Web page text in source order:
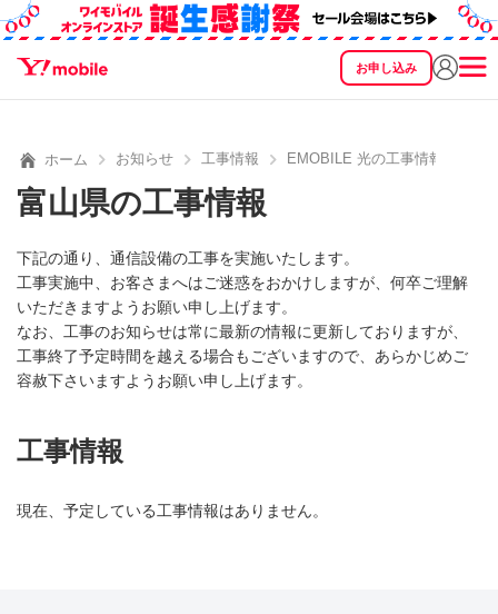
お申し込み
SEARCH
ホーム お知らせ 工事情報 EMOBILE 光の工事情報
富山県の工事情報
下記の通り、通信設備の工事を実施いたします。
工事実施中、お客さまへはご迷惑をおかけしますが、何卒ご理解
いただきますようお願い申し上げます。
なお、工事のお知らせは常に最新の情報に更新しておりますが、
工事終了予定時間を越える場合もございますので、あらかじめご
容赦下さいますようお願い申し上げます。
工事情報
現在、予定している工事情報はありません。